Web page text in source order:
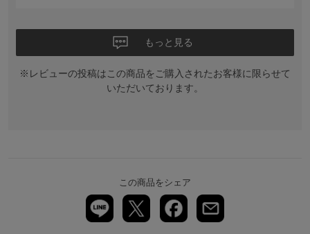
もっと見る
※レビューの投稿はこの商品をご購入されたお客様に限らせて
いただいております。
この商品をシェア